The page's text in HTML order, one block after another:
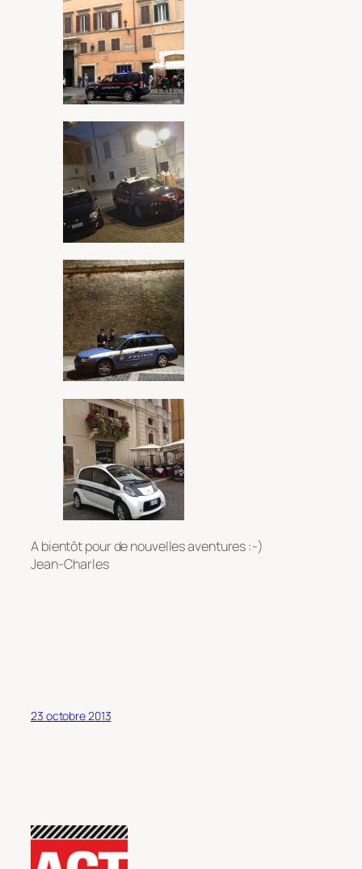
A bientôt pour de nouvelles aventures :-)
Jean-Charles
23 octobre 2013